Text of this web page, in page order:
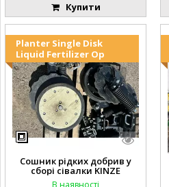
Купити
Planter Single Disk
Liquid Fertilizer Op
Сошник рідких добрив у
сборі сівалки KINZE